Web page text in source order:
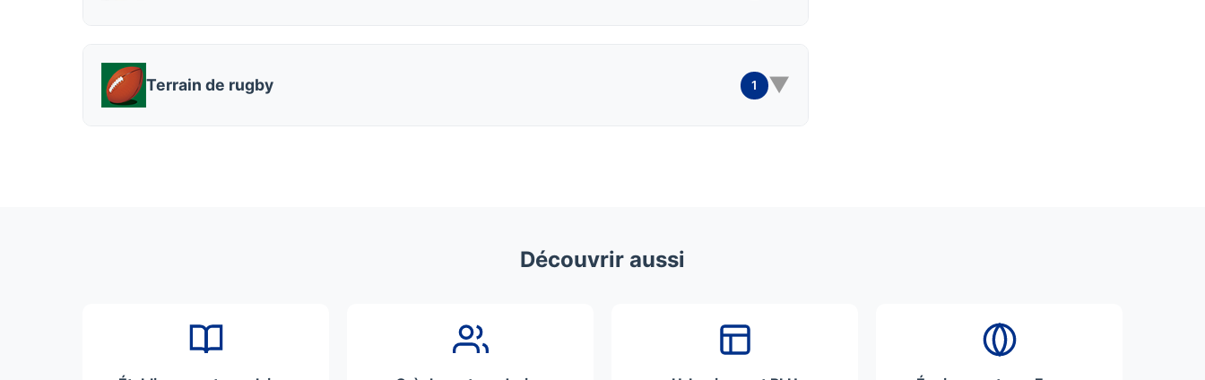
Terrain de rugby 1 ▼
Découvrir aussi